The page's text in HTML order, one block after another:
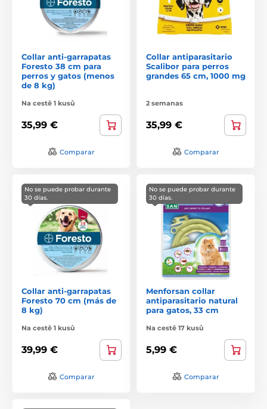
Collar anti-garrapatas
Foresto 38 cm para
perros y gatos (menos
de 8 kg)
Na cestě 1 kusů
35,99 €
Comparar
Collar antiparasitario
Scalibor para perros
grandes 65 cm, 1000 mg
2 semanas
35,99 €
Comparar
No se puede probar durante
30 días.
Collar anti-garrapatas
Foresto 70 cm (más de
8 kg)
Na cestě 1 kusů
39,99 €
Comparar
No se puede probar durante
30 días.
Menforsan collar
antiparasitario natural
para gatos, 33 cm
Na cestě 17 kusů
5,99 €
Comparar